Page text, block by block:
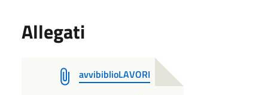
Allegati
avvibiblioLAVORI